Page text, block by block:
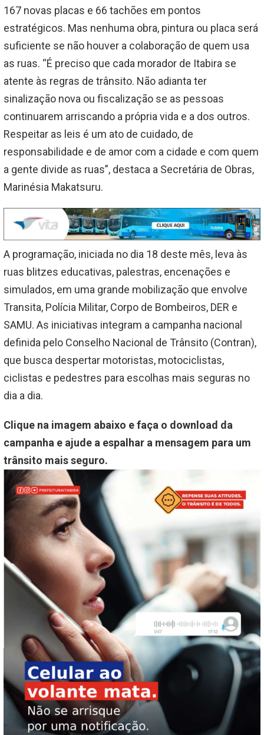
167 novas placas e 66 tachões em pontos
estratégicos. Mas nenhuma obra, pintura ou placa será
suficiente se não houver a colaboração de quem usa
as ruas. “É preciso que cada morador de Itabira se
atente às regras de trânsito. Não adianta ter
sinalização nova ou fiscalização se as pessoas
continuarem arriscando a própria vida e a dos outros.
Respeitar as leis é um ato de cuidado, de
responsabilidade e de amor com a cidade e com quem
a gente divide as ruas”, destaca a Secretária de Obras,
Marinésia Makatsuru.
A programação, iniciada no dia 18 deste mês, leva às
ruas blitzes educativas, palestras, encenações e
simulados, em uma grande mobilização que envolve
Transita, Polícia Militar, Corpo de Bombeiros, DER e
SAMU. As iniciativas integram a campanha nacional
definida pelo Conselho Nacional de Trânsito (Contran),
que busca despertar motoristas, motociclistas,
ciclistas e pedestres para escolhas mais seguras no
dia a dia.
Clique na imagem abaixo e faça o download da
campanha e ajude a espalhar a mensagem para um
trânsito mais seguro.